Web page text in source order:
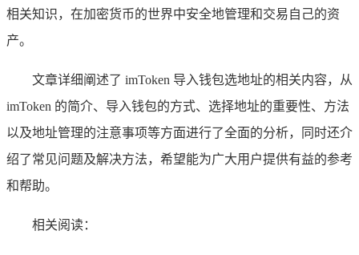
相关知识，在加密货币的世界中安全地管理和交易自己的资
产。
文章详细阐述了 imToken 导入钱包选地址的相关内容，从
imToken 的简介、导入钱包的方式、选择地址的重要性、方法
以及地址管理的注意事项等方面进行了全面的分析，同时还介
绍了常见问题及解决方法，希望能为广大用户提供有益的参考
和帮助。
相关阅读：